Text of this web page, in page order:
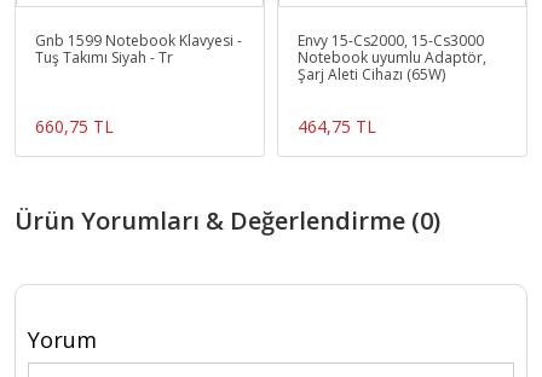
Gnb 1599 Notebook Klavyesi -
Tuş Takımı Siyah - Tr
660,75 TL
Envy 15-Cs2000, 15-Cs3000
Notebook uyumlu Adaptör,
Şarj Aleti Cihazı (65W)
464,75 TL
Ürün Yorumları & Değerlendirme (0)
Yorum